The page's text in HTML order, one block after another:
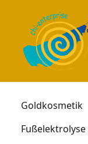
Goldkosmetik
Fußelektrolyse